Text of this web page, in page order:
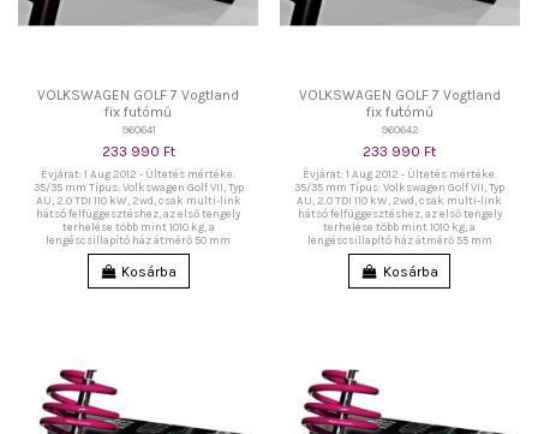
VOLKSWAGEN GOLF 7 Vogtland
fix futómű
960641
233 990 Ft
Évjárat: 1 Aug 2012 - Ültetés mértéke:
35/35 mm Típus: Volkswagen Golf VII, Typ
AU, 2.0 TDI 110 kW, 2wd, csak multi-link
hátsó felfüggesztéshez, az első tengely
terhelése több mint 1010 kg, a
lengéscsillapító ház átmérő 50 mm
Kosárba
VOLKSWAGEN GOLF 7 Vogtland
fix futómű
960642
233 990 Ft
Évjárat: 1 Aug 2012 - Ültetés mértéke:
35/35 mm Típus: Volkswagen Golf VII, Typ
AU, 2.0 TDI 110 kW, 2wd, csak multi-link
hátsó felfüggesztéshez, az első tengely
terhelése több mint 1010 kg, a
lengéscsillapító ház átmérő 55 mm
Kosárba